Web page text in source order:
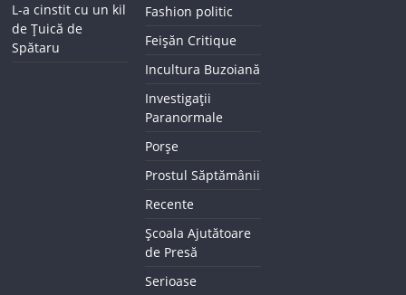
L-a cinstit cu un kil
de Țuică de
Spătaru
Fashion politic
Feișăn Critique
Incultura Buzoiană
Investigații
Paranormale
Porșe
Prostul Săptămânii
Recente
Școala Ajutătoare
de Presă
Serioase